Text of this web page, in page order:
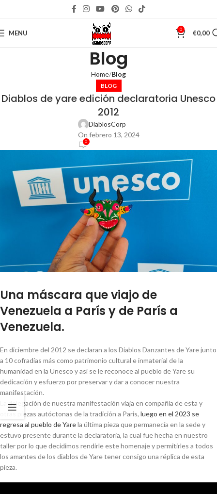
MENU 0 €0,00
Blog
Home Blog
BLOG
Diablos de yare edición declaratoria Unesco
2012
DiablosCorp
On febrero 13, 2024
0
Una máscara que viajo de
Venezuela a París y de París a
Venezuela.
En diciembre del 2012 se declaran a los Diablos Danzantes de Yare junto
a 10 cofradías más como patrimonio cultural e inmaterial de la
humanidad en la Unesco y así se le reconoce al pueblo de Yare su
dedicación y esfuerzo por preservar y dar a conocer nuestra
manifestación.
La delegación de nuestra manifestación viaja en compañía de esta y
otras piezas autóctonas de la tradición a Paris, luego en el 2023 se
regresa al pueblo de Yarela última pieza que permanecía en la sede y
estuvo presente durante la declaratoria, la cual fue hecha en nuestro
taller por lo que decidimos rendirle este homenaje y permitirles a todos
los amantes de los diablos de Yare tener consigo una réplica de esta
pieza.